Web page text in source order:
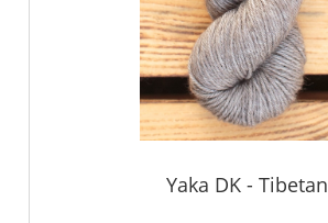
Yaka DK - Tibetan